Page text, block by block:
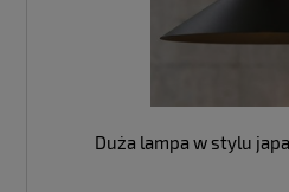
Duża lampa w stylu